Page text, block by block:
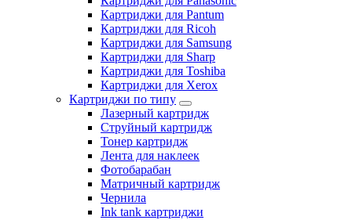
Картриджи для Pantum
Картриджи для Ricoh
Картриджи для Samsung
Картриджи для Sharp
Картриджи для Toshiba
Картриджи для Xerox
Картриджи по типу
Лазерный картридж
Струйный картридж
Тонер картридж
Лента для наклеек
Фотобарабан
Матричный картридж
Чернила
Ink tank картриджи